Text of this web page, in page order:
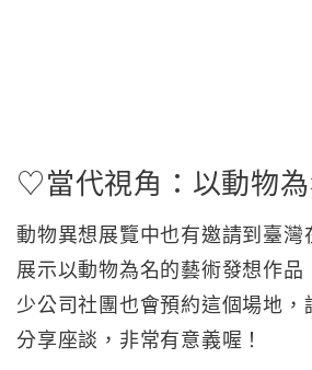
♡當代視角：以動物
動物異想展覽中也有邀請到臺灣
展示以動物為名的藝術發想作品
少公司社團也會預約這個場地，
分享座談，非常有意義喔！